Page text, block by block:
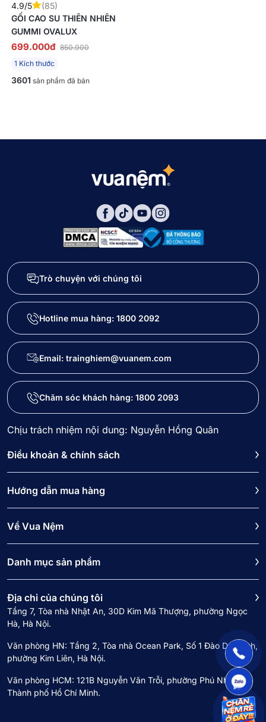
4.9/5
(85)
GỐI CAO SU THIÊN NHIÊN
GUMMI OVALUX
699.000đ 850.000
1 Kích thước
3601 sản phẩm đã bán
Trò chuyện với chúng tôi
Hotline mua hàng: 1800 2092
Email: trainghiem@vuanem.com
Chăm sóc khách hàng: 1800 2093
Chịu trách nhiệm nội dung: Nguyễn Hồng Quân
Điều khoản & chính sách
Hướng dẫn mua hàng
Về Vua Nệm
Danh mục sản phẩm
Địa chỉ của chúng tôi
Tầng 7, Tòa nhà Nhật An, 30D Kim Mã Thượng, phường Ngọc
Hà, Hà Nội.
Văn phòng HN: Tầng 2, Tòa nhà Ocean Park, Số 1 Đào Duy Anh,
phường Kim Liên, Hà Nội.
Văn phòng HCM: 121B Nguyễn Văn Trỗi, phường Phú Nhuận,
Thành phố Hồ Chí Minh.